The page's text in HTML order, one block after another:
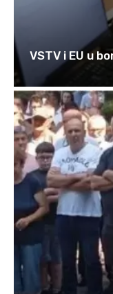
VSTV i EU u